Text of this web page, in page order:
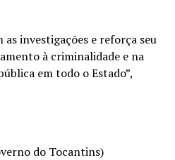
as investigações e reforça seu
à criminalidade e na
em todo o Estado”,
do Tocantins)